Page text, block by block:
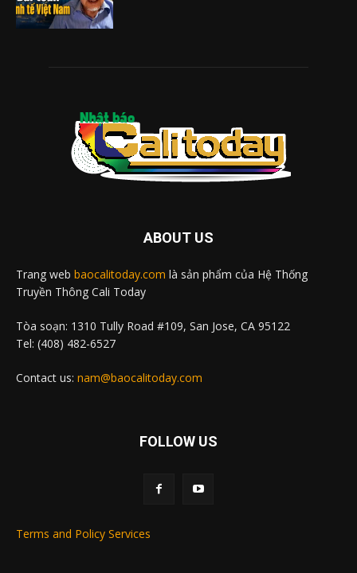
ABOUT US
Trang web baocalitoday.com là sản phẩm của Hệ Thống
Truyền Thông Cali Today
Tòa soạn: 1310 Tully Road #109, San Jose, CA 95122
Tel: (408) 482-6527
Contact us: nam@baocalitoday.com
FOLLOW US
Terms and Policy Services